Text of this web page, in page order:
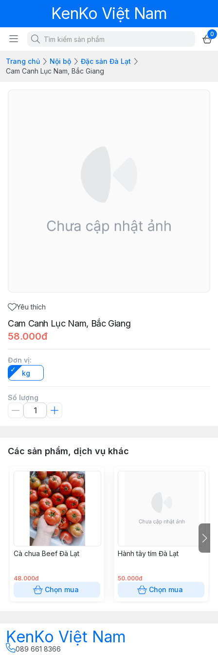
KenKo Việt Nam
0
Trang chủ Nội bộ
Đặc sản Đà Lạt
Cam Canh Lục Nam, Bắc Giang
Yêu thích
Cam Canh Lục Nam, Bắc Giang
58.000đ
Đơn vị:
kg
Số lượng
Các sản phẩm, dịch vụ khác
Cà chua Beef Đà Lạt
48.000đ
Chọn mua
Hành tây tím Đà Lạt
50.000đ
Chọn mua
KenKo Việt Nam
089 661 8366